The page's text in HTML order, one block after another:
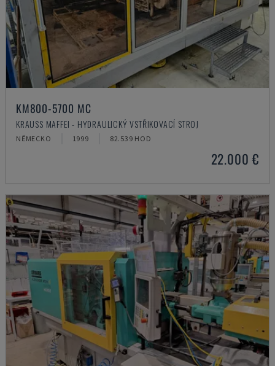
KM800-5700 MC
KRAUSS MAFFEI - HYDRAULICKÝ VSTŘIKOVACÍ STROJ
NĚMECKO 1999 82.539 HOD
22.000 €